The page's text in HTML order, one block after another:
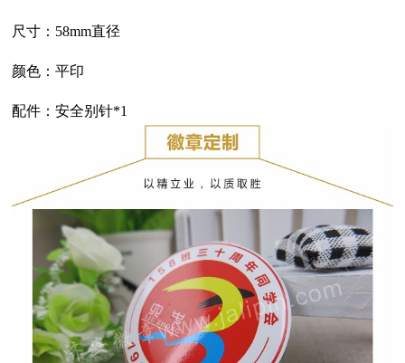
尺寸：58mm直径
颜色：平印
配件：安全别针*1